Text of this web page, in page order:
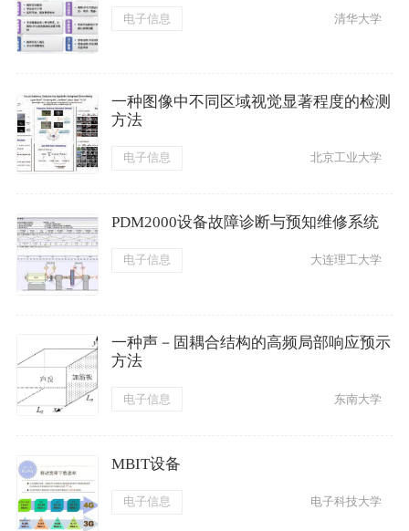
电子信息 清华大学
一种图像中不同区域视觉显著程度的检测
方法
电子信息 北京工业大学
PDM2000设备故障诊断与预知维修系统
电子信息 大连理工大学
一种声－固耦合结构的高频局部响应预示
方法
电子信息 东南大学
MBIT设备
电子信息 电子科技大学